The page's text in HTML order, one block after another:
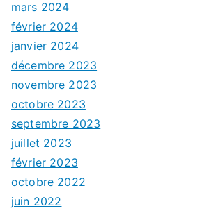
mars 2024
février 2024
janvier 2024
décembre 2023
novembre 2023
octobre 2023
septembre 2023
juillet 2023
février 2023
octobre 2022
juin 2022